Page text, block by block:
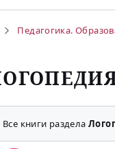
Педагогика.
Все книги раздела